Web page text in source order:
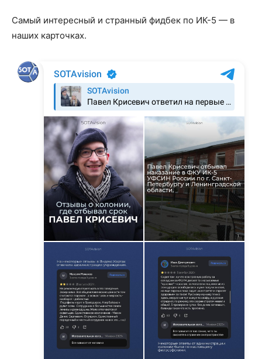
Самый интересный и странный фидбек по ИК-5 — в
наших карточках.